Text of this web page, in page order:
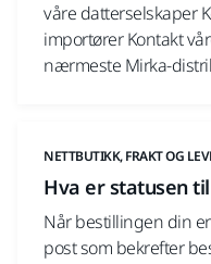
våre datterselskaper
importører Kontakt
nærmeste Mirka-
NETTBUTIKK, FRAKT OG
Hva er statusen
Når bestillingen din
post som bekrefter